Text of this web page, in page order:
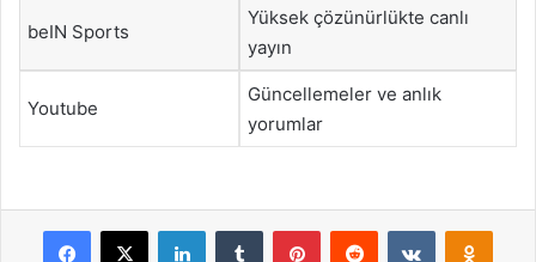
beIN Sports
Yüksek çözünürlükte canlı
yayın
Youtube
Güncellemeler ve anlık
yorumlar
Facebook
X LinkedInTumblr PinterestReddit VKontakte